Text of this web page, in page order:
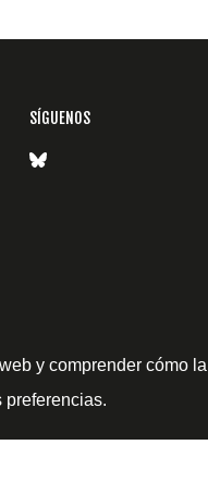
SÍGUENOS
y comprender cómo
preferencias.